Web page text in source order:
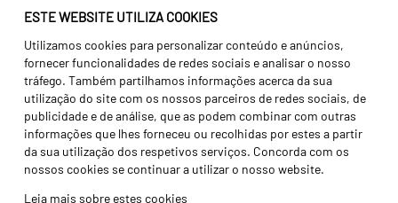
ESTE WEBSITE UTILIZA COOKIES
Utilizamos cookies para personalizar conteúdo e anúncios,
fornecer funcionalidades de redes sociais e analisar o nosso
tráfego. Também partilhamos informações acerca da sua
utilização do site com os nossos parceiros de redes sociais, de
publicidade e de análise, que as podem combinar com outras
informações que lhes forneceu ou recolhidas por estes a partir
da sua utilização dos respetivos serviços. Concorda com os
nossos cookies se continuar a utilizar o nosso website.
Leia mais sobre estes cookies
Política de Privacidade
Canal de Denúncias (RGPC)
Termos e condições